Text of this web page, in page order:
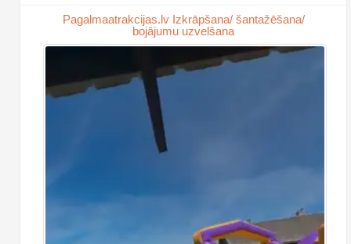
Pagalmaatrakcijas.lv Izkrāpšana/ šantažēšana/
bojājumu uzvelšana